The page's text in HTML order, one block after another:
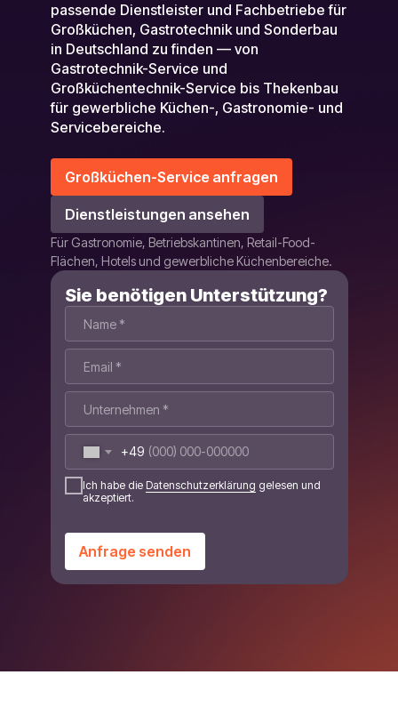
passende Dienstleister und Fachbetriebe für
Großküchen, Gastrotechnik und Sonderbau
in Deutschland zu finden — von
Gastrotechnik-Service und
Großküchentechnik-Service bis Thekenbau
für gewerbliche Küchen-, Gastronomie- und
Servicebereiche.
Großküchen-Service anfragen
Dienstleistungen ansehen
Für Gastronomie, Betriebskantinen, Retail-Food-
Flächen, Hotels und gewerbliche Küchenbereiche.
Sie benötigen Unterstützung?
+49
Ich habe die Datenschutzerklärung gelesen und
akzeptiert.
Anfrage senden